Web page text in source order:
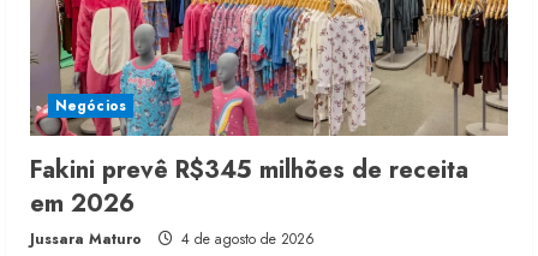
Negócios
Fakini prevê R$345 milhões de receita
em 2026
Jussara Maturo 4 de agosto de 2026